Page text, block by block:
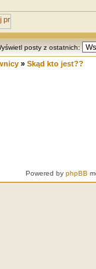
posty z ostatnich:
» Skąd kto jest??
Powered by phpBB